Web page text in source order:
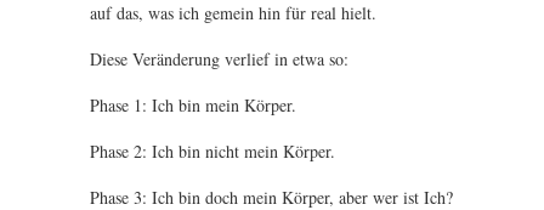
auf das, was ich gemein hin für real hielt.
Diese Veränderung verlief in etwa so:
Phase 1: Ich bin mein Körper.
Phase 2: Ich bin nicht mein Körper.
Phase 3: Ich bin doch mein Körper, aber wer ist Ich?